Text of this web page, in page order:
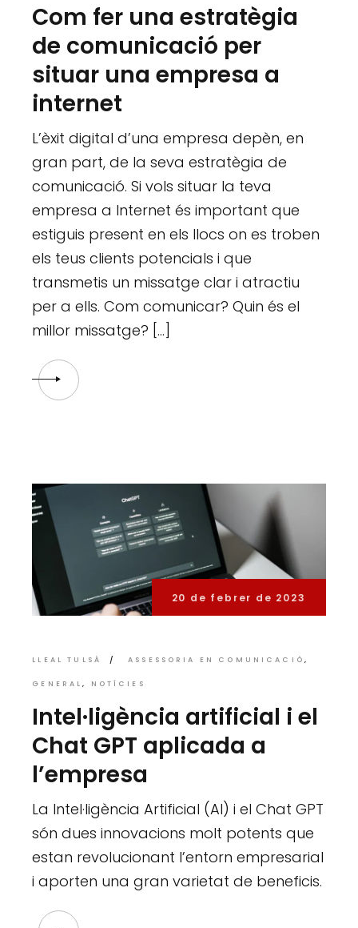
Com fer una estratègia
de comunicació per
situar una empresa a
internet
L’èxit digital d’una empresa depèn, en
gran part, de la seva estratègia de
comunicació. Si vols situar la teva
empresa a Internet és important que
estiguis present en els llocs on es troben
els teus clients potencials i que
transmetis un missatge clar i atractiu
per a ells. Com comunicar? Quin és el
millor missatge? […]
20 de febrer de 2023
LLEAL TULSÀ ASSESSORIA EN COMUNICACIÓ
GENERAL NOTÍCIES
Intel·ligència artificial i el
Chat GPT aplicada a
l’empresa
La Intel·ligència Artificial (AI) i el Chat GPT
són dues innovacions molt potents que
estan revolucionant l’entorn empresarial
i aporten una gran varietat de beneficis.